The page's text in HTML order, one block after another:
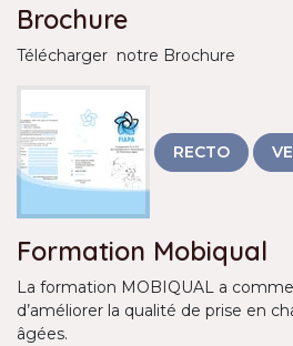
Brochure
Télécharger notre Brochure
RECTO
Formation Mobiqual
La formation MOBIQUAL a
d’améliorer la qualité de prise en
âgées.